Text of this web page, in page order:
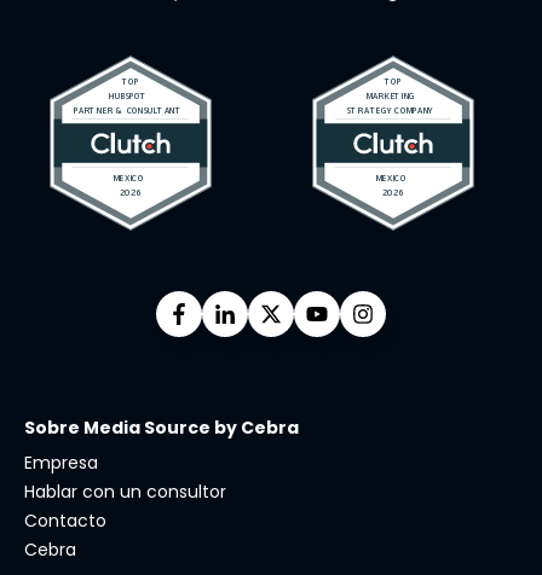
Sobre Media Source by Cebra
Empresa
Hablar con un consultor
Contacto
Cebra